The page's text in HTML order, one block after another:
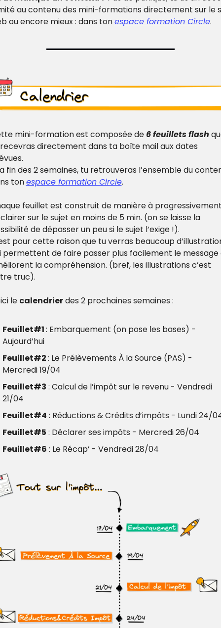
au contenu des mini-formations directement sur le
ou encore mieux : dans ton espace formation Circle.
mini-formation est composée de 6 feuillets flash
directement dans ta boîte mail aux dates
fin des 2 semaines, tu retrouveras l’ensemble du
ton espace formation Circle.
feuillet est construit de manière à
sur le sujet en moins de 5 min. (on se laisse la
de dépasser un peu si le sujet l’exige !).
pour cette raison que tu verras beaucoup
permettent de faire passer plus facilement le message
la compréhension. (bref, les illustrations c’est
truc).
le calendrier des 2 prochaines semaines :
Feuillet#1 : Embarquement (on pose les bases) -
Aujourd’hui
Feuillet#2 : Le Prélèvements À la Source (PAS) -
Mercredi 19/04
Feuillet#3 : Calcul de l’impôt sur le revenu - Vendredi
21/04
Feuillet#4 : Réductions & Crédits d’impôts - Lundi 24/
Feuillet#5 : Déclarer ses impôts - Mercredi 26/04
Feuillet#6 : Le Récap’ - Vendredi 28/04